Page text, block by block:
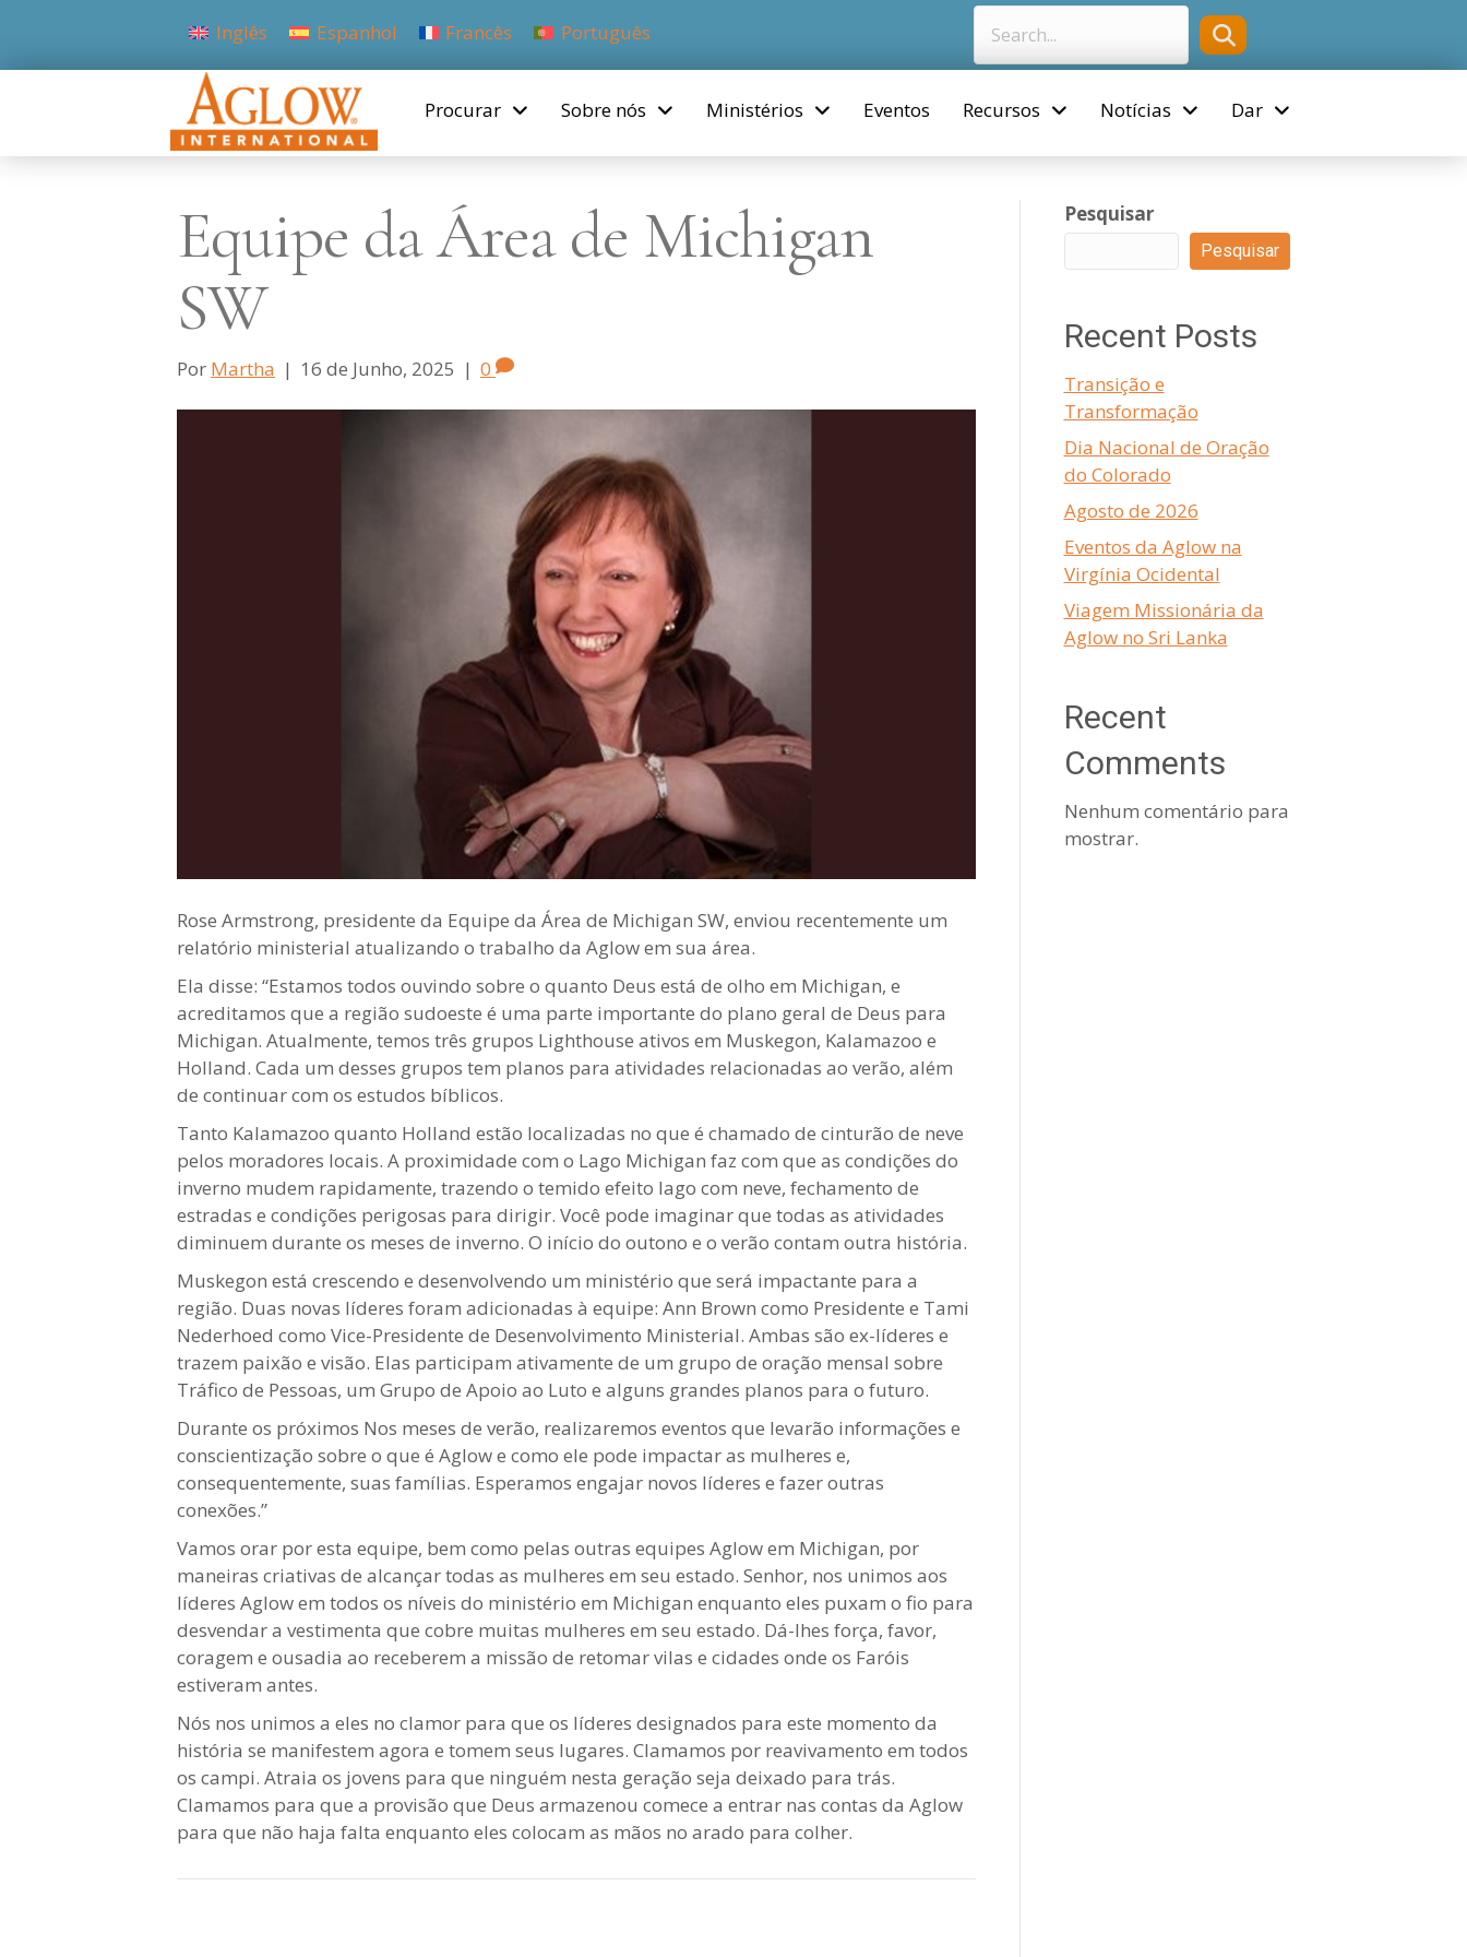
Inglês Espanhol Francês Português
Procurar Sobre nós Ministérios Eventos Recursos Notícias Dar
Equipe da Área de Michigan
SW
Por Martha | 16 de Junho, 2025 | 0
Rose Armstrong, presidente da Equipe da Área de Michigan SW, enviou recentemente um
relatório ministerial atualizando o trabalho da Aglow em sua área.
Ela disse: “Estamos todos ouvindo sobre o quanto Deus está de olho em Michigan, e
acreditamos que a região sudoeste é uma parte importante do plano geral de Deus para
Michigan. Atualmente, temos três grupos Lighthouse ativos em Muskegon, Kalamazoo e
Holland. Cada um desses grupos tem planos para atividades relacionadas ao verão, além
de continuar com os estudos bíblicos.
Tanto Kalamazoo quanto Holland estão localizadas no que é chamado de cinturão de neve
pelos moradores locais. A proximidade com o Lago Michigan faz com que as condições do
inverno mudem rapidamente, trazendo o temido efeito lago com neve, fechamento de
estradas e condições perigosas para dirigir. Você pode imaginar que todas as atividades
diminuem durante os meses de inverno. O início do outono e o verão contam outra história.
Muskegon está crescendo e desenvolvendo um ministério que será impactante para a
região. Duas novas líderes foram adicionadas à equipe: Ann Brown como Presidente e Tami
Nederhoed como Vice-Presidente de Desenvolvimento Ministerial. Ambas são ex-líderes e
trazem paixão e visão. Elas participam ativamente de um grupo de oração mensal sobre
Tráfico de Pessoas, um Grupo de Apoio ao Luto e alguns grandes planos para o futuro.
Durante os próximos Nos meses de verão, realizaremos eventos que levarão informações e
conscientização sobre o que é Aglow e como ele pode impactar as mulheres e,
consequentemente, suas famílias. Esperamos engajar novos líderes e fazer outras
conexões.”
Vamos orar por esta equipe, bem como pelas outras equipes Aglow em Michigan, por
maneiras criativas de alcançar todas as mulheres em seu estado. Senhor, nos unimos aos
líderes Aglow em todos os níveis do ministério em Michigan enquanto eles puxam o fio para
desvendar a vestimenta que cobre muitas mulheres em seu estado. Dá-lhes força, favor,
coragem e ousadia ao receberem a missão de retomar vilas e cidades onde os Faróis
estiveram antes.
Nós nos unimos a eles no clamor para que os líderes designados para este momento da
história se manifestem agora e tomem seus lugares. Clamamos por reavivamento em todos
os campi. Atraia os jovens para que ninguém nesta geração seja deixado para trás.
Clamamos para que a provisão que Deus armazenou comece a entrar nas contas da Aglow
para que não haja falta enquanto eles colocam as mãos no arado para colher.
Pesquisar
Pesquisar
Recent Posts
Transição e
Transformação
Dia Nacional de Oração
do Colorado
Agosto de 2026
Eventos da Aglow na
Virgínia Ocidental
Viagem Missionária da
Aglow no Sri Lanka
Recent
Comments
Nenhum comentário para
mostrar.